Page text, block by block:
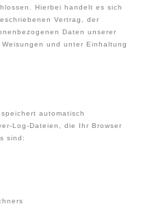
Hierbei handelt es sich
Vertrag, der
Daten unserer
und unter Einhaltung
automatisch
Log-Dateien, die Ihr Browser
sind: